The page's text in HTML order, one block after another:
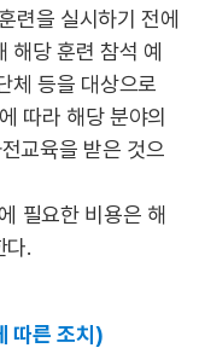
련을 실시하기 전에
해당 훈련 참석 예
체 등을 대상으로
따라 해당 분야의
교육을 받은 것으
필요한 비용은 해
다.
따른 조치)